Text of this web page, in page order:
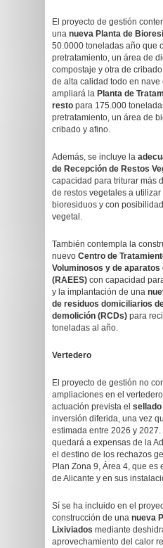
El proyecto de gestión
una nueva Planta de
50.0000 toneladas año que
pretratamiento, un área de
compostaje y otra de
de alta calidad todo en nave
ampliará la P lanta de T
resto para 175.000
pretratamiento, un área de
cribado y afino.
Además, se incluye la
de Recepción de Restos V
capacidad para triturar más
de restos vegetales a
bioresiduos y con
vegetal.
También contempla la
nuevo Centro de
Voluminosos y de
(RAEES) con capacidad
y la implantación de una
de residuos domiciliarios
demolición (RCDs) para
toneladas al año.
Vertedero
El proyecto de gestión no
ampliaciones en el
actuación prevista el sellado
inversión diferida, una vez
estimada entre 2026 y
quedará a expensas de la
el destino de los rechazos
Plan Zona 9, Área 4, que es
de Alicante y en sus
Sí se ha incluido en el
construcción de una nueva
Lixiviados mediante
aprovechamiento del calor